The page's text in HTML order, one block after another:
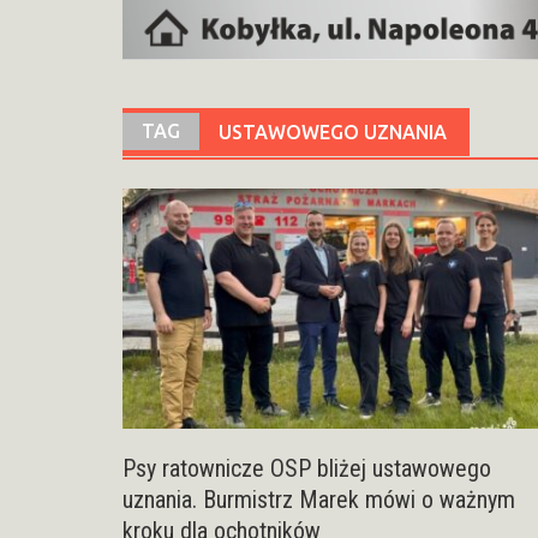
TAG USTAWOWEGO UZNANIA
Psy ratownicze OSP bliżej ustawowego
uznania. Burmistrz Marek mówi o ważnym
kroku dla ochotników